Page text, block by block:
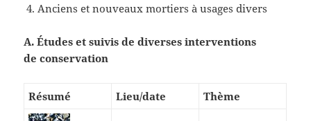
Anciens et nouveaux mortiers à usages divers
A. Études et suivis de diverses interventions
de conservation
Résumé Lieu/date Thème